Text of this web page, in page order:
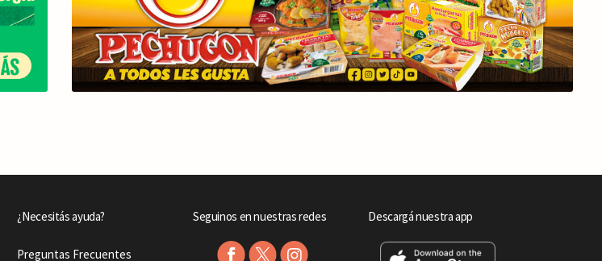
¿Necesitás ayuda?
Preguntas Frecuentes
Seguinos en nuestras redes Descargá nuestra app